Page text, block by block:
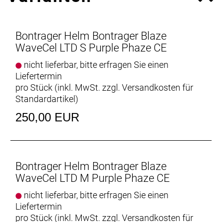
Mal wirksamer vor Verletzungen durch bestimmte
Rotationsbeschleunigung bei einem Aufprall. Die
Wahrscheinlichkeit einer Verletzung bei einem
Unfall ist von vielen Faktoren abhängig, wie etwa
von der Art des Aufpralls und vom
Gesundheitszustand der beteiligten Person.
WaveCel ist eine revolutionäre Helmtechnologie, die
wirksamer vor Kopfverletzungen durch bestimmte
Fahrradunfälle schützen kann. Seine
komprimierbare Zellstruktur im Helminneren
funktioniert wie eine Art Knautschzone, die bei
einem Sturz die Aufprallenergie absorbi
Bontrager Helm Bontrager Blaze
WaveCel LTD S Purple Phaze CE
nicht lieferbar, bitte erfragen Sie einen
Liefertermin
pro Stück (inkl. MwSt. zzgl. Versandkosten für
Standardartikel)
250,00 EUR
Bontrager Helm Bontrager Blaze
WaveCel LTD M Purple Phaze CE
nicht lieferbar, bitte erfragen Sie einen
Liefertermin
pro Stück (inkl. MwSt. zzgl. Versandkosten für